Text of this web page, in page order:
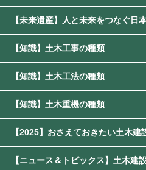
【未来遺産】人と未来をつなぐ日
【知識】土木工事の種類
【知識】土木工法の種類
【知識】土木重機の種類
【2025】おさえておきたい土木建
【ニュース＆トピックス】土木建